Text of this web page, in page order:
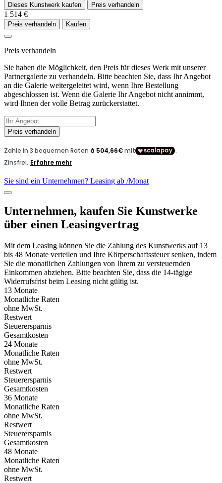
Dieses Kunstwerk kaufen Preis verhandeln
1 514 €
Preis verhandeln Kaufen
Preis verhandeln
Sie haben die Möglichkeit, den Preis für dieses Werk mit unserer
Partnergalerie zu verhandeln. Bitte beachten Sie, dass Ihr Angebot
an die Galerie weitergeleitet wird, wenn Ihre Bestellung
abgeschlossen ist. Wenn die Galerie Ihr Angebot nicht annimmt,
wird Ihnen der volle Betrag zurückerstattet.
Preis verhandeln
Sie sind ein Unternehmen? Leasing ab /Monat
Unternehmen, kaufen Sie Kunstwerke
über einen Leasingvertrag
Mit dem Leasing können Sie die Zahlung des Kunstwerks auf 13
bis 48 Monate verteilen und Ihre Körperschaftssteuer senken, indem
Sie die monatlichen Zahlungen von Ihrem zu versteuernden
Einkommen abziehen. Bitte beachten Sie, dass die 14-tägige
Widerrufsfrist beim Leasing nicht gültig ist.
13 Monate
Monatliche Raten
ohne MwSt.
Restwert
Steuerersparnis
Gesamtkosten
24 Monate
Monatliche Raten
ohne MwSt.
Restwert
Steuerersparnis
Gesamtkosten
36 Monate
Monatliche Raten
ohne MwSt.
Restwert
Steuerersparnis
Gesamtkosten
48 Monate
Monatliche Raten
ohne MwSt.
Restwert